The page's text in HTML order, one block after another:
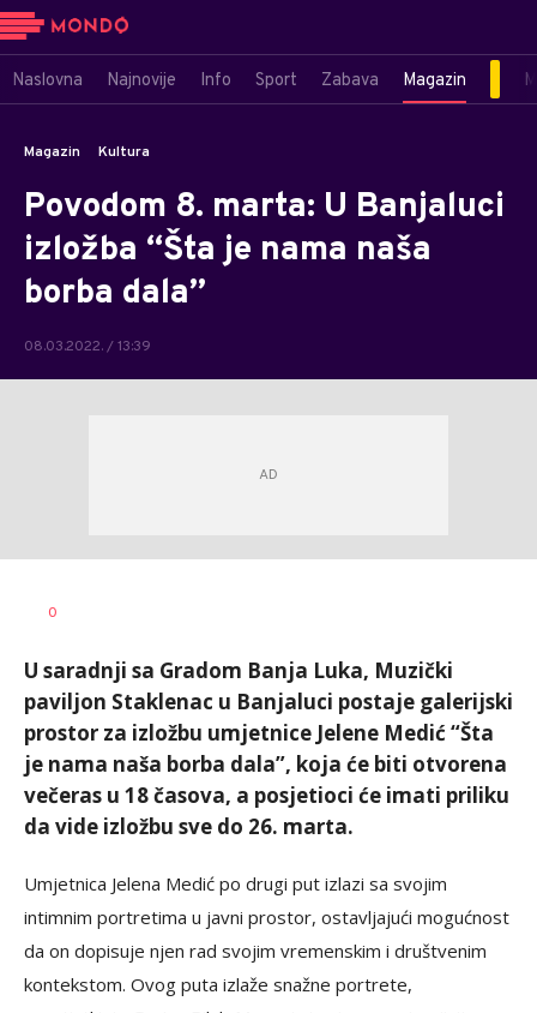
Naslovna Najnovije Info Sport Zabava Magazin
Magazin Kultura
Povodom 8. marta: U Banjaluci
izložba “Šta je nama naša
borba dala”
08.03.2022. / 13:39
AUTOR
0
U saradnji sa Gradom Banja Luka, Muzički
paviljon Staklenac u Banjaluci postaje galerijski
prostor za izložbu umjetnice Jelene Medić “Šta
je nama naša borba dala”, koja će biti otvorena
večeras u 18 časova, a posjetioci će imati priliku
da vide izložbu sve do 26. marta.
Umjetnica Jelena Medić po drugi put izlazi sa svojim
intimnim portretima u javni prostor, ostavljajući mogućnost
da on dopisuje njen rad svojim vremenskim i društvenim
kontekstom. Ovog puta izlaže snažne portrete,